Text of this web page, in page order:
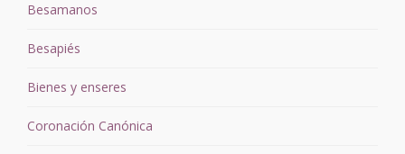
Besamanos
Besapiés
Bienes y enseres
Coronación Canónica